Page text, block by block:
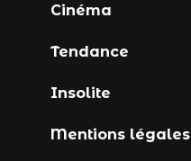
Cinéma
Tendance
Insolite
Mentions légales